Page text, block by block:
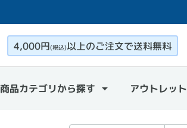
4,000円(税込)以上のご注文で送料無料
商品カテゴリから探す アウトレット